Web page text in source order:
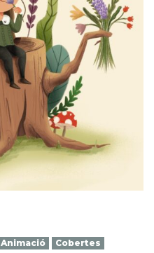
Animació
Cobertes